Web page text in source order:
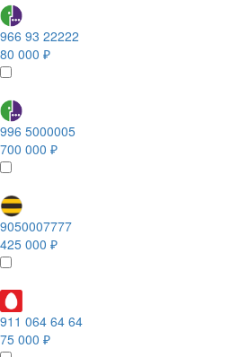
966 93 22222
80 000 ₽
996 5000005
700 000 ₽
9050007777
425 000 ₽
911 064 64 64
75 000 ₽